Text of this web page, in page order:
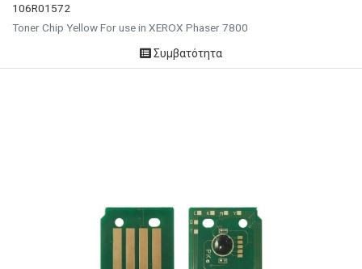
106R01572
Toner Chip Yellow For use in XEROX Phaser 7800
Συμβατότητα